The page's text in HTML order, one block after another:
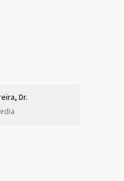
Dr.